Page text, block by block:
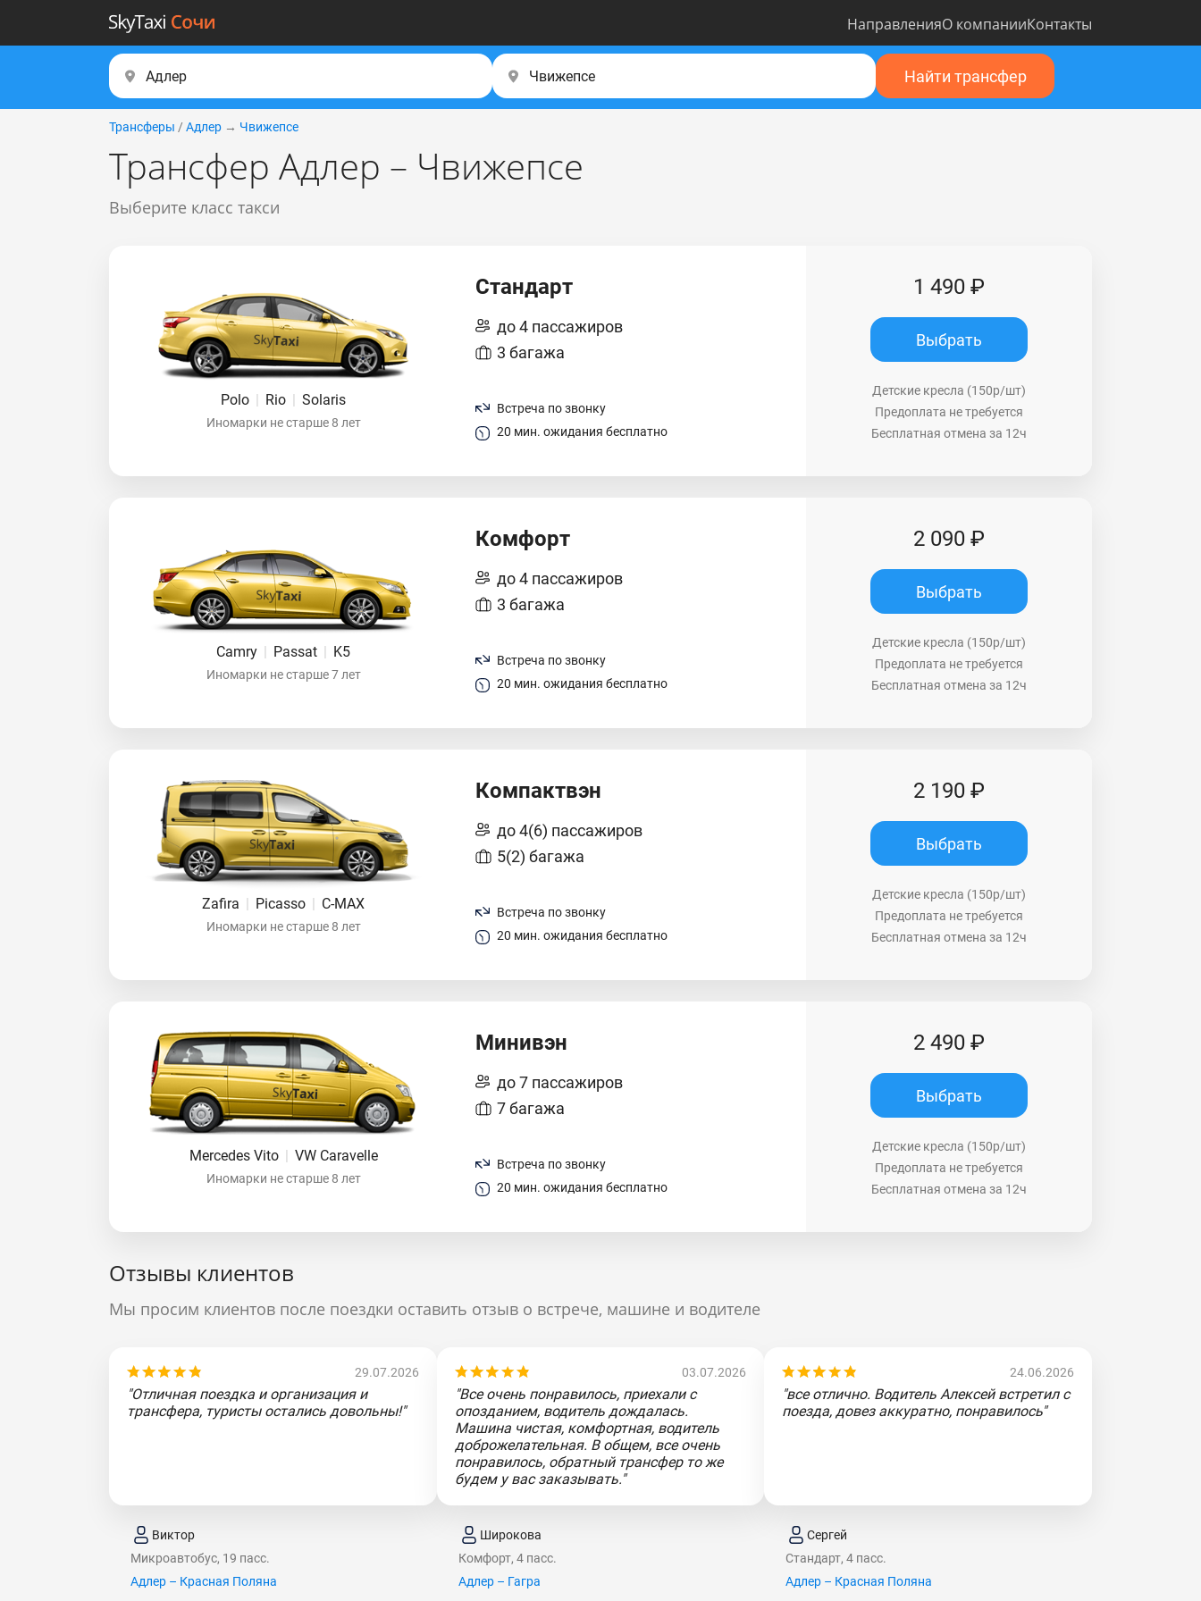
НаправленияО компанииКонтакты
Найти трансфер
Трансферы / Адлер → Чвижепсе
Трансфер Адлер – Чвижепсе
Выберите класс такси
Polo | Rio | Solaris
Иномарки не старше 8 лет
Стандарт
до 4 пассажиров
3 багажа
Встреча по звонку
20 мин. ожидания бесплатно
1 490 ₽
Выбрать
Детские кресла (150р/шт)
Предоплата не требуется
Бесплатная отмена за 12ч
Camry | Passat | K5
Иномарки не старше 7 лет
Комфорт
до 4 пассажиров
3 багажа
Встреча по звонку
20 мин. ожидания бесплатно
2 090 ₽
Выбрать
Детские кресла (150р/шт)
Предоплата не требуется
Бесплатная отмена за 12ч
Zafira | Picasso | C-MAX
Иномарки не старше 8 лет
Компактвэн
до 4(6) пассажиров
5(2) багажа
Встреча по звонку
20 мин. ожидания бесплатно
2 190 ₽
Выбрать
Детские кресла (150р/шт)
Предоплата не требуется
Бесплатная отмена за 12ч
Mercedes Vito | VW Caravelle
Иномарки не старше 8 лет
Минивэн
до 7 пассажиров
7 багажа
Встреча по звонку
20 мин. ожидания бесплатно
2 490 ₽
Выбрать
Детские кресла (150р/шт)
Предоплата не требуется
Бесплатная отмена за 12ч
Отзывы клиентов
Мы просим клиентов после поездки оставить отзыв о встрече, машине и водителе
29.07.2026
"Отличная поездка и организация и
трансфера, туристы остались довольны!"
Виктор
Микроавтобус, 19 пасс.
Адлер – Красная Поляна
03.07.2026
"Все очень понравилось, приехали с
опозданием, водитель дождалась.
Машина чистая, комфортная, водитель
доброжелательная. В общем, все очень
понравилось, обратный трансфер то же
будем у вас заказывать."
Широкова
Комфорт, 4 пасс.
Адлер – Гагра
24.06.2026
"все отлично. Водитель Алексей встретил с
поезда, довез аккуратно, понравилось"
Сергей
Стандарт, 4 пасс.
Адлер – Красная Поляна